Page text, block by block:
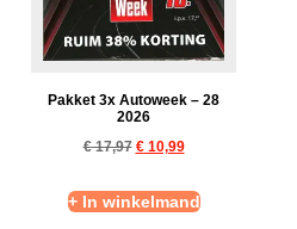
Pakket 3x Autoweek – 28
2026
€17,97 €10,99
+ In winkelmand